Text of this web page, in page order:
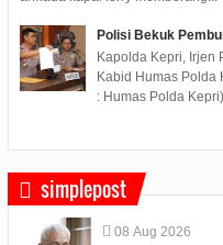
Polisi Bekuk
Kapolda Kepri, Irjen
Kabid Humas Polda
: Humas Polda
simplepost
08 Aug 2026